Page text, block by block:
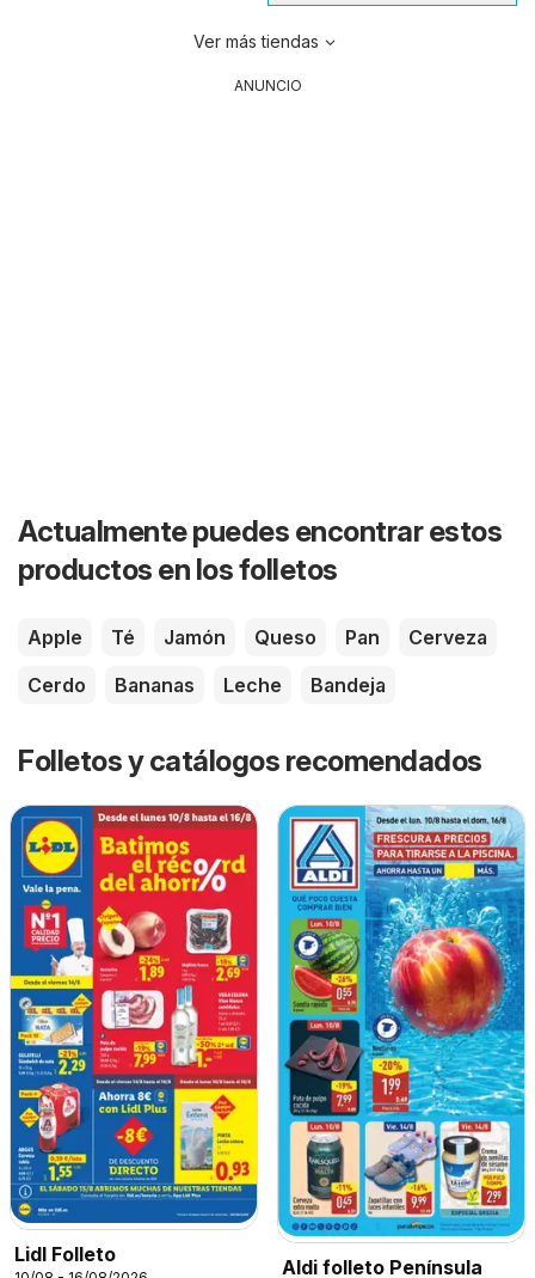
Ver más tiendas
ANUNCIO
Actualmente puedes encontrar estos
productos en los folletos
Apple Té Jamón Queso Pan
Cerveza
Cerdo
Bananas Leche Bandeja
Folletos y catálogos recomendados
Lidl Folleto
Aldi folleto Península